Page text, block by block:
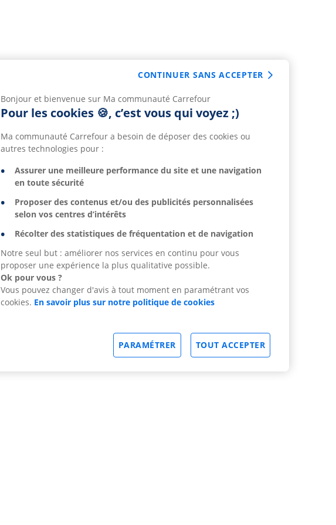
Bonjour et bienvenue sur Ma communauté Carrefour
Pour les cookies 🍪, c’est vous qui voyez ;)
Ma communauté Carrefour a besoin de déposer des cookies ou
autres technologies pour :
Assurer une meilleure performance du site et une navigation
en toute sécurité
Proposer des contenus et/ou des publicités personnalisées
selon vos centres d’intérêts
Récolter des statistiques de fréquentation et de navigation
Notre seul but : améliorer nos services en continu pour vous
proposer une expérience la plus qualitative possible.
Ok pour vous ?
Vous pouvez changer d'avis à tout moment en paramétrant vos
cookies. En savoir plus sur notre politique de cookies
TOUT ACCEPTER
PARAMÉTRER
CONTINUER SANS ACCEPTER